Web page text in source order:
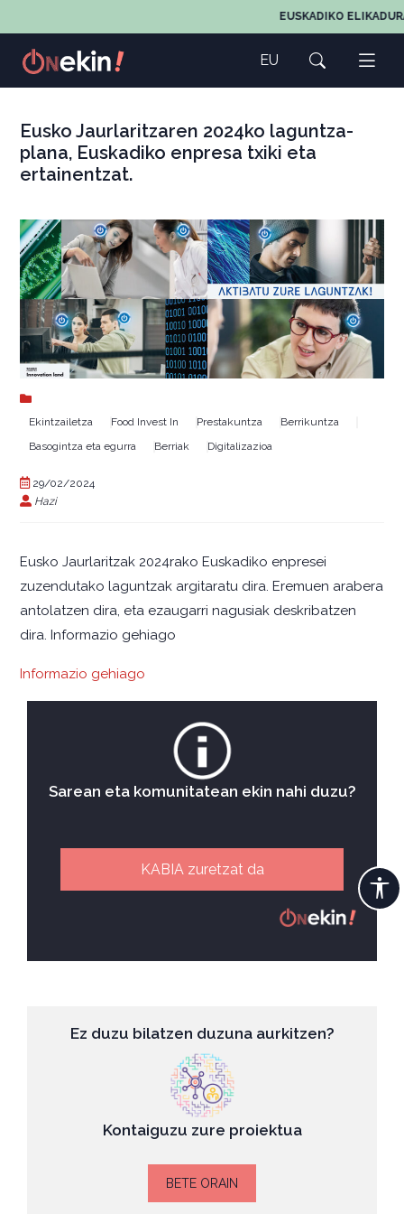
EUSKADIKO
EU
Eusko Jaurlaritzaren 2024ko laguntza-
plana, Euskadiko enpresa txiki eta
ertainentzat.
Ekintzailetza Food Invest In Prestakuntza
Berrikuntza
Basogintza eta egurra
Berriak Digitalizazioa
29/02/2024
Hazi
Eusko Jaurlaritzak 2024rako Euskadiko enpresei
zuzendutako laguntzak argitaratu dira. Eremuen arabera
antolatzen dira, eta ezaugarri nagusiak deskribatzen
dira. Informazio gehiago
Informazio gehiago
Sarean eta komunitatean ekin nahi duzu?
KABIA zuretzat da
Ez duzu bilatzen duzuna aurkitzen?
Kontaiguzu zure proiektua
BETE ORAIN